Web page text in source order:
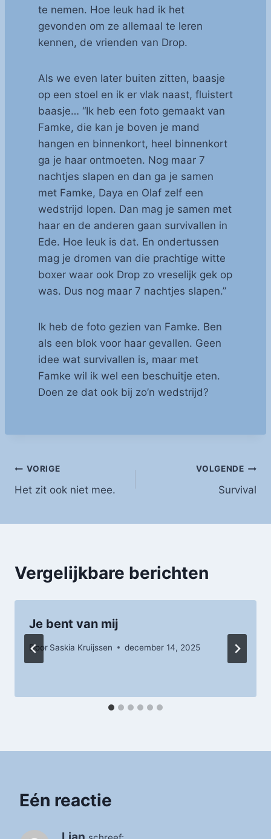
te nemen. Hoe leuk had ik het
gevonden om ze allemaal te leren
kennen, de vrienden van Drop.
Als we even later buiten zitten, baasje
op een stoel en ik er vlak naast, fluistert
baasje… “Ik heb een foto gemaakt van
Famke, die kan je boven je mand
hangen en binnenkort, heel binnenkort
ga je haar ontmoeten. Nog maar 7
nachtjes slapen en dan ga je samen
met Famke, Daya en Olaf zelf een
wedstrijd lopen. Dan mag je samen met
haar en de anderen gaan survivallen in
Ede. Hoe leuk is dat. En ondertussen
mag je dromen van die prachtige witte
boxer waar ook Drop zo vreselijk gek op
was. Dus nog maar 7 nachtjes slapen.”
Ik heb de foto gezien van Famke. Ben
als een blok voor haar gevallen. Geen
idee wat survivallen is, maar met
Famke wil ik wel een beschuitje eten.
Doen ze dat ook bij zo’n wedstrijd?
Bericht
navigatie
VORIGE
Het zit ook niet mee.
VOLGENDE
Survival
Vergelijkbare berichten
Je bent van mij
Door Saskia Kruijssen december 14, 2025
Eén reactie